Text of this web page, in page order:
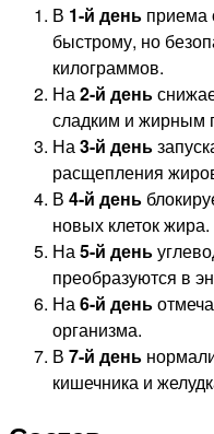
В 1-й день приема
быстрому, но
килограммов.
На 2-й день
сладким и жирным
На 3-й день
расщепления
В 4-й день
новых клеток жира.
На 5-й день
преобразуются в
На 6-й день
организма.
В 7-й день
кишечника и